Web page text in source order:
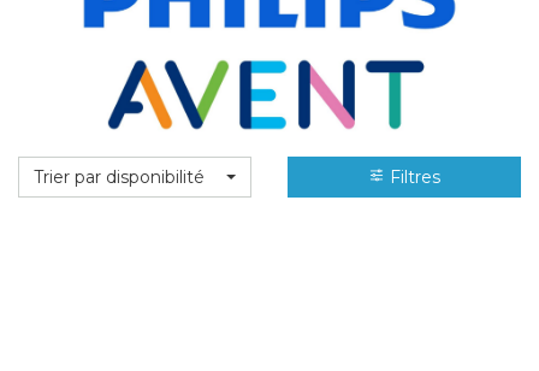
Trier par disponibilité Filtres